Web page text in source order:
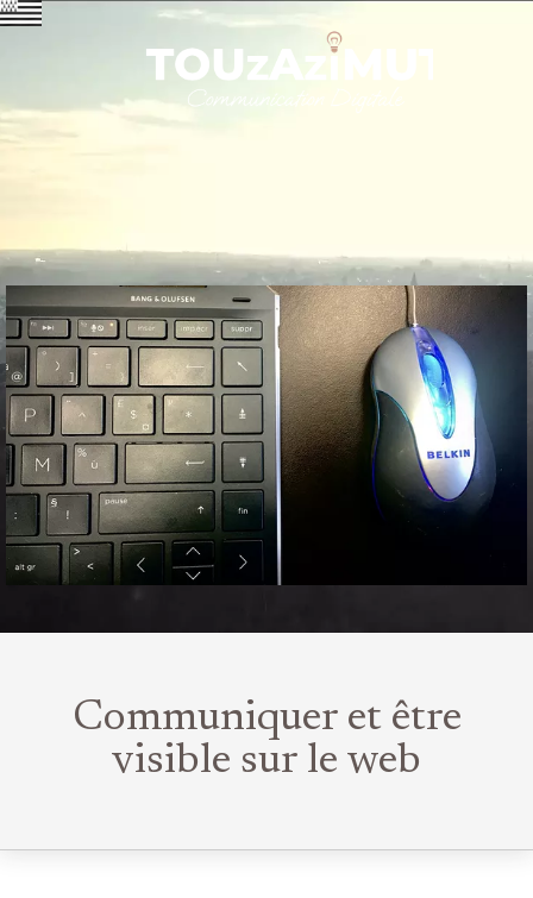
Communiquer et être
visible sur le web